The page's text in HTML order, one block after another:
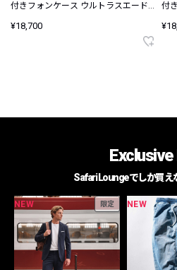
付きフォンケース ウルトラスエード
¥18,700
付
Safari Loungeでしか買え
NEW 限定 NEW